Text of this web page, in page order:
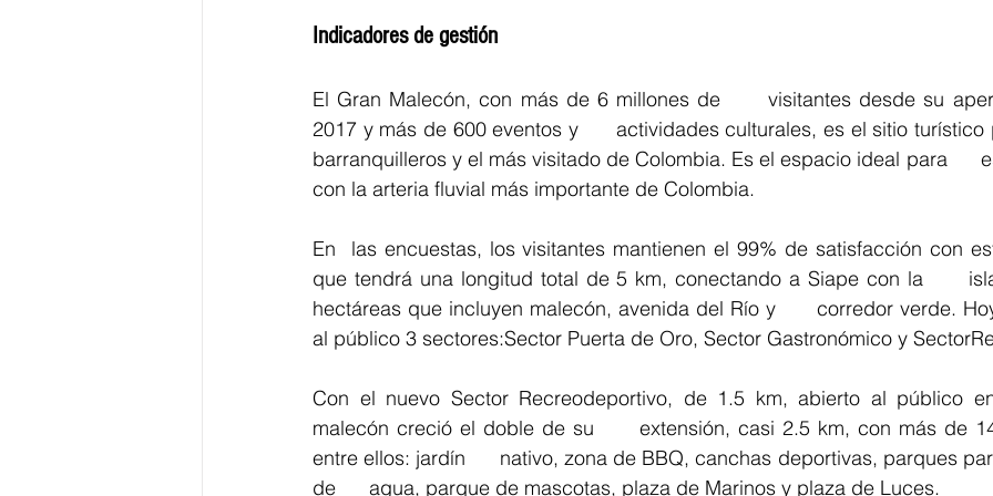
Indicadores de gestión
El Gran Malecón, con más de 6 millones de      visitantes desde su
2017 y más de 600 eventos y      actividades culturales, es el sitio
barranquilleros y el más visitado de Colombia. Es el espacio ideal para
con la arteria fluvial más importante de Colombia.
En  las encuestas, los visitantes mantienen el 99% de satisfacción con
que tendrá una longitud total de 5 km, conectando a Siape con la
hectáreas que incluyen malecón, avenida del Río y      corredor verde.
Con el nuevo Sector Recreodeportivo, de 1.5 km, abierto al público
malecón creció el doble de su      extensión, casi 2.5 km, con más de
entre ellos: jardín      nativo, zona de BBQ, canchas deportivas, parques
de      agua, parque de mascotas, plaza de Marinos y plaza de Luces.